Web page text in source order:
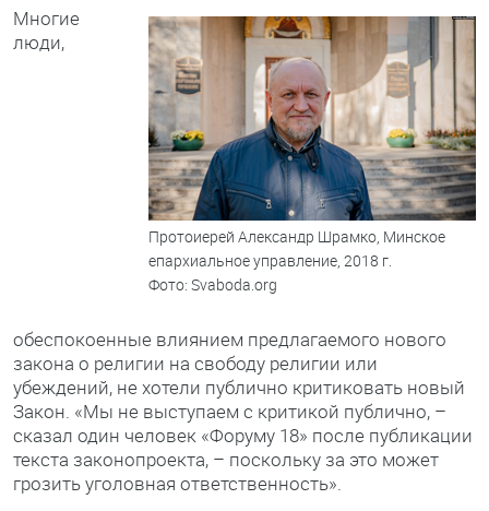
Протоиерей Александр Шрамко, Минское
епархиальное управление, 2018 г.
Фото: Svaboda.org
Многие
люди,
обеспокоенные влиянием предлагаемого нового
закона о религии на свободу религии или
убеждений, не хотели публично критиковать новый
Закон. «Мы не выступаем с критикой публично, –
сказал один человек «Форуму 18» после публикации
текста законопроекта, – поскольку за это может
грозить уголовная ответственность».